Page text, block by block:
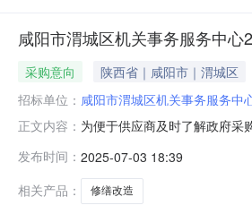
咸阳市渭城区机关事务服务中
采购意向 陕西省｜咸阳市｜渭城区
招标单位： 咸阳市渭城区机关事务服务中
正文内容： 为便于供应商及时了解政府
功能或目标:对会议室进行修
以相关采购公
发布时间： 2025-07-03 18:39
相关产品：
修缮改造